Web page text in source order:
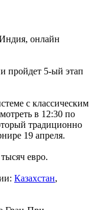
пройдет 5-ый этап
с классическим
в 12:30 по
традиционно
19 апреля.
евро.
Казахстан,